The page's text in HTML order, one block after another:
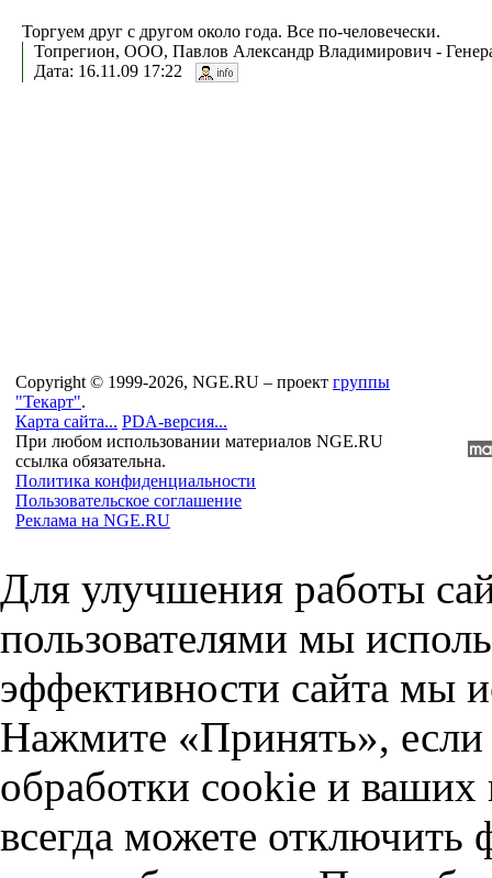
Торгуем друг с другом около года. Все по-человечески.
Топрегион, ООО, Павлов Александр Владимирович -
Дата: 16.11.09 17:22
Copyright © 1999-2026, NGE.RU – проект группы
"Текарт".
Карта сайта... PDA-версия...
При любом использовании материалов NGE.RU
ссылка обязательна.
Политика конфиденциальности
Пользовательское соглашение
Реклама на NGE.RU
Для улучшения работы
пользователями мы
эффективности сайта мы
Нажмите «Принять», если
обработки cookie и
всегда можете отключить